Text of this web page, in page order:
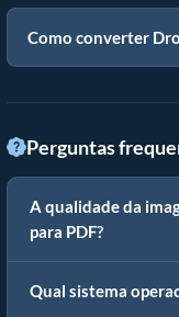
Como converter
Perguntas
A qualidade da
para PDF?
Qual sistema